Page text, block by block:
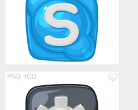
PNG ICO